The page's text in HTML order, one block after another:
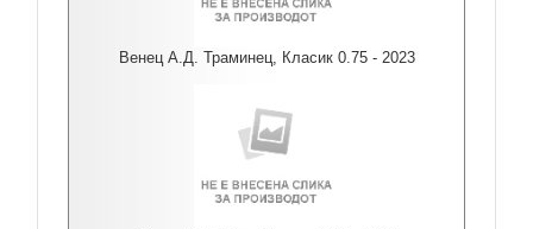
Венец А.Д. Траминец, Класик 0.75 - 2023